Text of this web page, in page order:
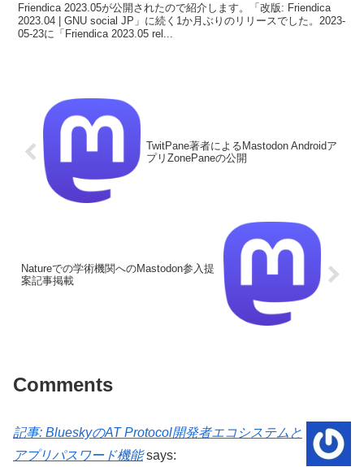
Friendica 2023.05が公開されたので紹介します。「改版: Friendica
2023.04 | GNU social JP」に続く1か月ぶりのリリースでした。2023-
05-23に「Friendica 2023.05 rel...
TwitPane著者によるMastodon Androidア
プリZonePaneの公開
Natureでの学術機関へのMastodon参入提
案記事掲載
Comments
記事: BlueskyのAT Protocol開発者エコシステムと
アプリパスワード機能 says: